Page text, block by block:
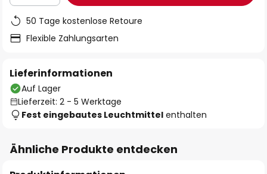
50 Tage kostenlose Retoure
Flexible Zahlungsarten
Lieferinformationen
Auf Lager
Lieferzeit: 2 - 5 Werktage
Fest eingebautes Leuchtmittel enthalten
Ähnliche Produkte entdecken